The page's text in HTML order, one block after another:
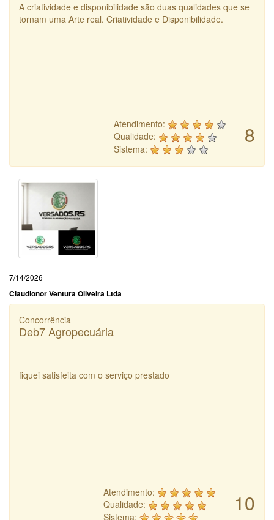
A criatividade e disponibilidade são duas qualidades que se
tornam uma Arte real. Criatividade e Disponibilidade.
8
Atendimento:
Qualidade:
Sistema:
7/14/2026
Claudionor Ventura Oliveira Ltda
Concorrência
Deb7 Agropecuária
fiquei satisfeita com o serviço prestado
10
Atendimento:
Qualidade:
Sistema: